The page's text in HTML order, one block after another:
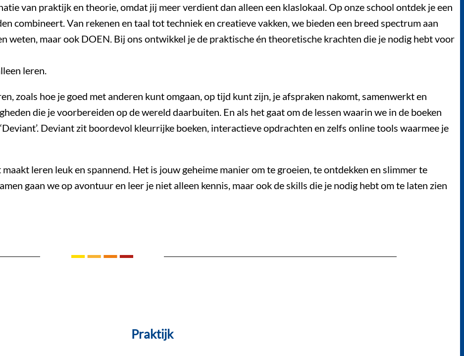
van praktijk en theorie, omdat jij meer verdient dan alleen een klaslokaal. Op onze school ontdek je een
combineert. Van rekenen en taal tot techniek en creatieve vakken, we bieden een breed spectrum aan
weten, maar ook DOEN. Bij ons ontwikkel je de praktische én theoretische krachten die je nodig hebt voor
leren.
zoals hoe je goed met anderen kunt omgaan, op tijd kunt zijn, je afspraken nakomt, samenwerkt en
die je voorbereiden op de wereld daarbuiten. En als het gaat om de lessen waarin we in de boeken
Deviant zit boordevol kleurrijke boeken, interactieve opdrachten en zelfs online tools waarmee je
leren leuk en spannend. Het is jouw geheime manier om te groeien, te ontdekken en slimmer te
gaan we op avontuur en leer je niet alleen kennis, maar ook de skills die je nodig hebt om te laten zien
Praktijk